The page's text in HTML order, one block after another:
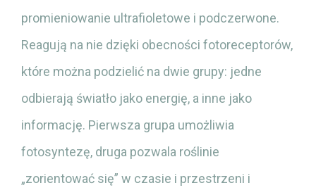
promieniowanie ultrafioletowe i podczerwone.
Reagują na nie dzięki obecności fotoreceptorów,
które można podzielić na dwie grupy: jedne
odbierają światło jako energię, a inne jako
informację. Pierwsza grupa umożliwia
fotosyntezę, druga pozwala roślinie
„zorientować się” w czasie i przestrzeni i